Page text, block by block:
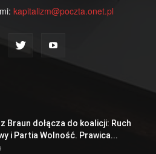
kapitalizm@poczta.onet.pl
Braun dołącza do koalicji: Ruch
i Partia Wolność. Prawica...